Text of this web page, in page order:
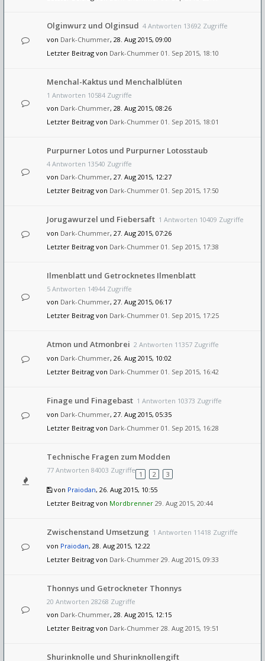
Olginwurz und Olginsud 4 Antworten 13692 Zugriffe
von Dark-Chummer, 28. Aug 2015, 09:00
Letzter Beitrag von Dark-Chummer 01. Sep 2015, 18:10
Menchal-Kaktus und Menchalblüten
1 Antworten 10584 Zugriffe
von Dark-Chummer, 28. Aug 2015, 08:26
Letzter Beitrag von Dark-Chummer 01. Sep 2015, 18:01
Purpurner Lotos und Purpurner Lotosstaub
4 Antworten 13540 Zugriffe
von Dark-Chummer, 27. Aug 2015, 12:27
Letzter Beitrag von Dark-Chummer 01. Sep 2015, 17:50
Jorugawurzel und Fiebersaft 1 Antworten 10409 Zugriffe
von Dark-Chummer, 27. Aug 2015, 07:26
Letzter Beitrag von Dark-Chummer 01. Sep 2015, 17:38
Ilmenblatt und Getrocknetes Ilmenblatt
5 Antworten 14944 Zugriffe
von Dark-Chummer, 27. Aug 2015, 06:17
Letzter Beitrag von Dark-Chummer 01. Sep 2015, 17:25
Atmon und Atmonbrei 2 Antworten 11357 Zugriffe
von Dark-Chummer, 26. Aug 2015, 10:02
Letzter Beitrag von Dark-Chummer 01. Sep 2015, 16:42
Finage und Finagebast 1 Antworten 10373 Zugriffe
von Dark-Chummer, 27. Aug 2015, 05:35
Letzter Beitrag von Dark-Chummer 01. Sep 2015, 16:28
Technische Fragen zum Modden
77 Antworten 84003 Zugriffe 1 2
3
von Praiodan, 26. Aug 2015, 10:55
Letzter Beitrag von Mordbrenner 29. Aug 2015, 20:44
Zwischenstand Umsetzung 1 Antworten 11418 Zugriffe
von Praiodan, 28. Aug 2015, 12:22
Letzter Beitrag von Dark-Chummer 29. Aug 2015, 09:33
Thonnys und Getrockneter Thonnys
20 Antworten 28268 Zugriffe
von Dark-Chummer, 28. Aug 2015, 12:15
Letzter Beitrag von Dark-Chummer 28. Aug 2015, 19:51
Shurinknolle und Shurinknollengift